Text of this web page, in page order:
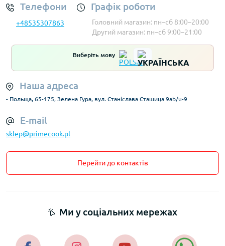
Телефони
+48535307863
Графік роботи
Головний магазин: пн–сб 8:00–20:00
Другий магазин: пн–сб 9:00–21:00
Виберіть мову
Наша адреса
- Польща, 65-175, Зелена Гура, вул. Станіслава Сташица 9ab/u-9
E-mail
sklep@primecook.pl
Перейти до контактів
Ми у соціальних мережах